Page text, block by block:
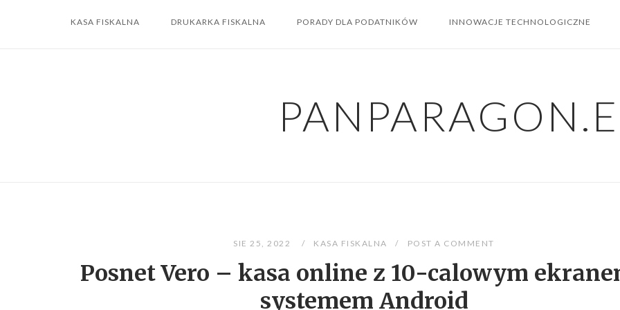
KASA FISKALNA DRUKARKA FISKALNA PORADY DLA PODATNIKÓW INNOWACJE TECHNOLOGICZNE
SIE 25, 2022 KASA FISKALNA POST A COMMENT
Posnet Vero – kasa online z 10-calowym
systemem Android